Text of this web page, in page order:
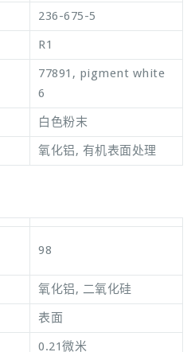
236-675-5
R1
77891, pigment white
6
白色粉末
氧化铝, 有机表面处理
98
氧化铝, 二氧化硅
表面
0.21微米